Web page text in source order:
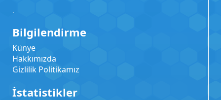
.
Bilgilendirme
Künye
Hakkımızda
Gizlilik Politikamız
İstatistikler